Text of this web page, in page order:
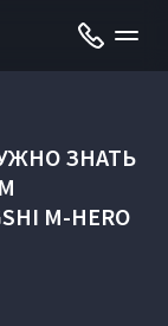
ЗНАТЬ
M-HERO